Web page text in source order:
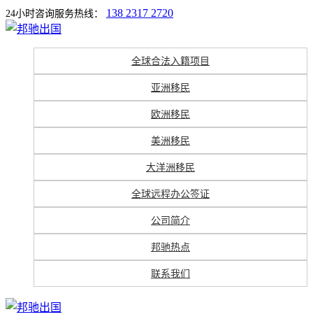
24小时咨询服务热线： 138 2317 2720
全球合法入籍项目
亚洲移民
欧洲移民
美洲移民
大洋洲移民
全球远程办公签证
公司简介
邦驰热点
联系我们